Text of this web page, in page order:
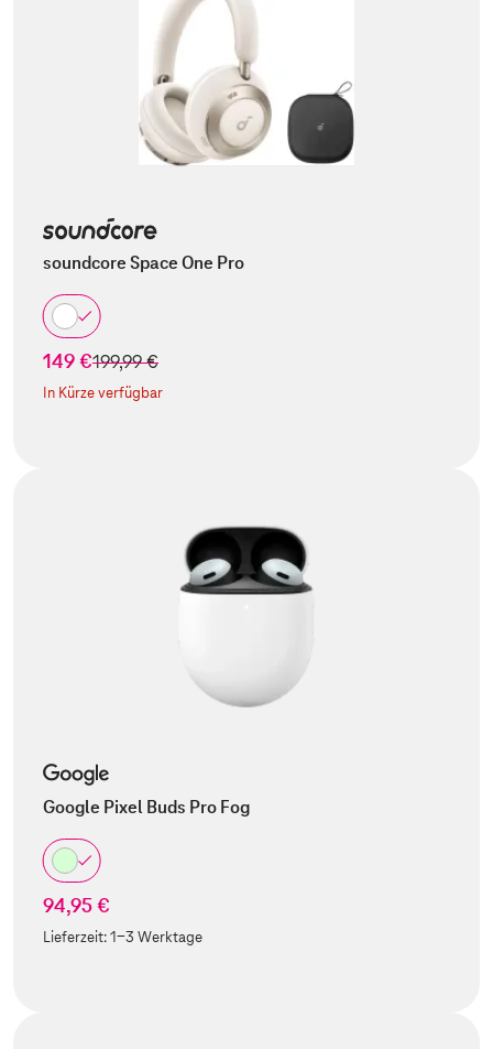
soundcore Space One Pro
149 €statt
199,99 €
In Kürze verfügbar
Google Pixel Buds Pro Fog
94,95 €
Lieferzeit:1-3 Werktage